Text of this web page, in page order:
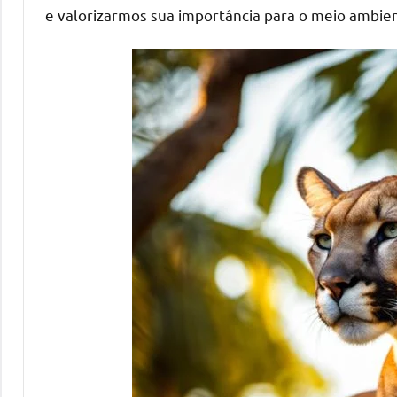
e valorizarmos sua importância para o meio